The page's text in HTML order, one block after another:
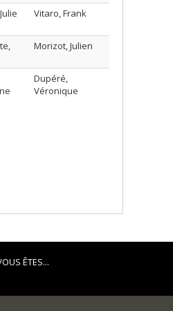
Vitaro, Frank
Morizot, Julien
Dupéré,
Véronique
ÊTES...